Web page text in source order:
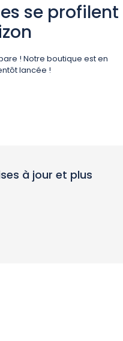
se profilent
! Notre boutique est en
lancée !
à jour et plus